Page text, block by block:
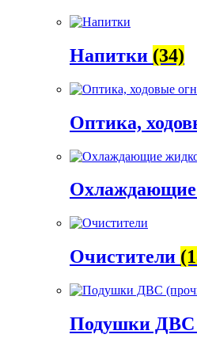
Напитки (34)
Оптика,
Очистители
Подушки ДВС